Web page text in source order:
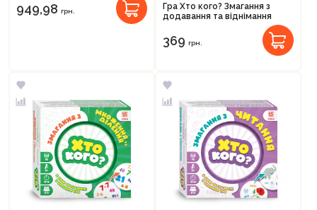
949,98 грн.
Гра Хто кого? Змагання з
додавання та віднімання
369 грн.